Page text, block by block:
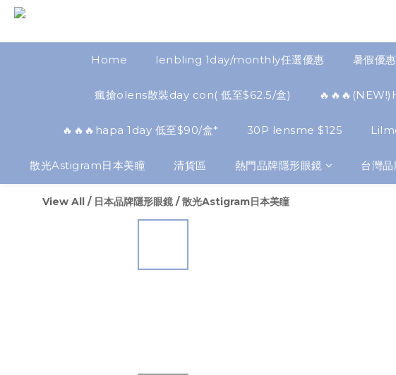
Home lenbling 1day/monthly任選優惠 暑假優
瘋搶olens散裝day con( 低至$62.5/盒)
🔥🔥🔥hapa 1day 低至$90/盒* 30P lensme $125
散光Astigram日本美瞳 清貨區 熱門品牌隱形眼鏡 台灣
View All / 日本品牌隱形眼鏡 /散光Astigram日本美瞳